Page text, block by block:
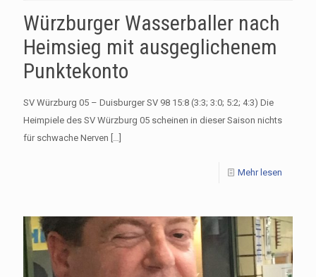
Würzburger Wasserballer nach
Heimsieg mit ausgeglichenem
Punktekonto
SV Würzburg 05 – Duisburger SV 98 15:8 (3:3; 3:0; 5:2; 4:3) Die
Heimpiele des SV Würzburg 05 scheinen in dieser Saison nichts
für schwache Nerven […]
Mehr lesen